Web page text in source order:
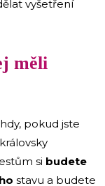
vyšetření
měli
pokud jste
si budete
stavu a budete